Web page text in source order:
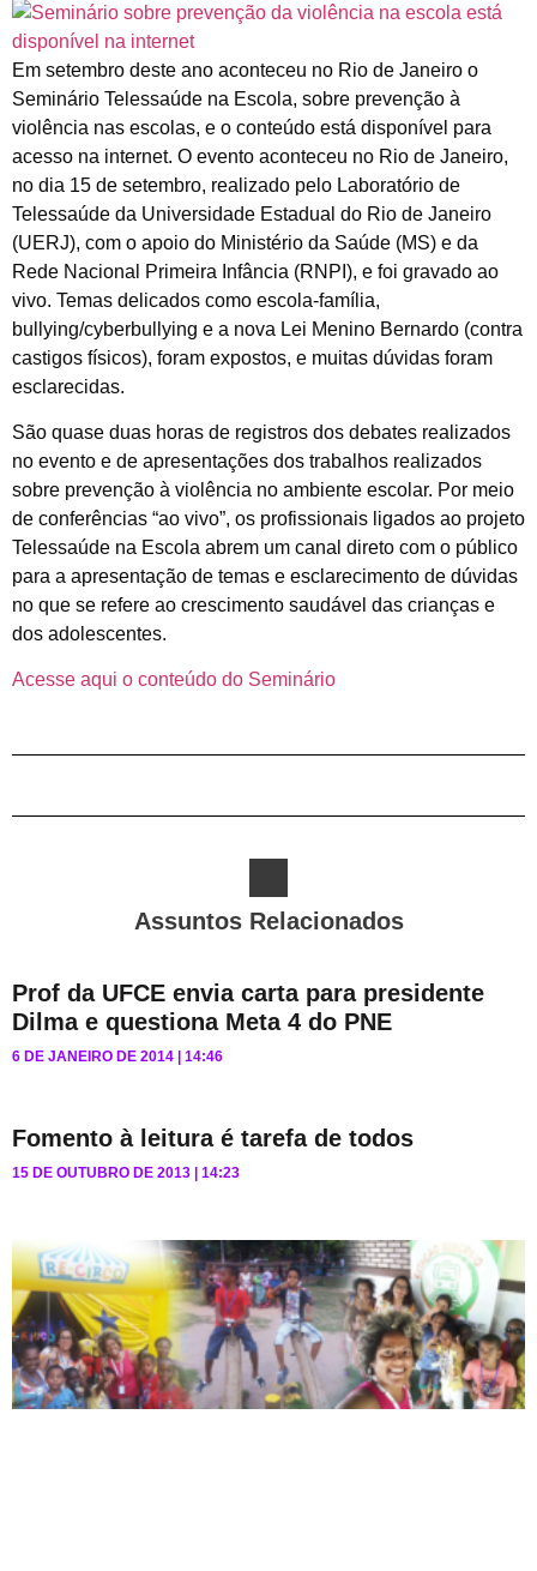
Em setembro deste ano aconteceu no Rio de Janeiro o
Seminário Telessaúde na Escola, sobre prevenção à
violência nas escolas, e o conteúdo está disponível para
acesso na internet. O evento aconteceu no Rio de Janeiro,
no dia 15 de setembro, realizado pelo Laboratório de
Telessaúde da Universidade Estadual do Rio de Janeiro
(UERJ), com o apoio do Ministério da Saúde (MS) e da
Rede Nacional Primeira Infância (RNPI), e foi gravado ao
vivo. Temas delicados como escola-família,
bullying/cyberbullying e a nova Lei Menino Bernardo (contra
castigos físicos), foram expostos, e muitas dúvidas foram
esclarecidas.
São quase duas horas de registros dos debates realizados
no evento e de apresentações dos trabalhos realizados
sobre prevenção à violência no ambiente escolar. Por meio
de conferências “ao vivo”, os profissionais ligados ao projeto
Telessaúde na Escola abrem um canal direto com o público
para a apresentação de temas e esclarecimento de dúvidas
no que se refere ao crescimento saudável das crianças e
dos adolescentes.
Acesse aqui o conteúdo do Seminário
Assuntos Relacionados
Prof da UFCE envia carta para presidente
Dilma e questiona Meta 4 do PNE
6 DE JANEIRO DE 2014 14:46
Fomento à leitura é tarefa de todos
15 DE OUTUBRO DE 2013 14:23